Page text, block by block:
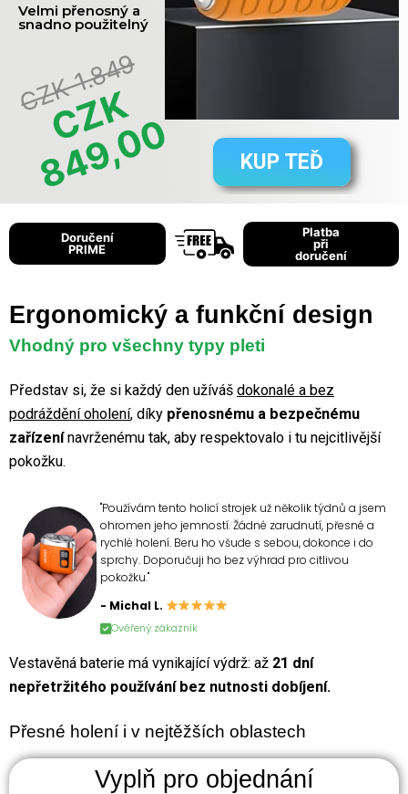
Velmi přenosný a
snadno použitelný
CZK 1.849
C
Z
K
8
4
9
,
0
0 KUP TEĎ
Doručení
PRIME
Platba
při
doručení
Ergonomický a funkční design
Vhodný pro všechny typy pleti
Představ si, že si každý den užíváš dokonalé a bez
podráždění oholení, díky přenosnému a bezpečnému
zařízenínavrženému tak, aby respektovalo i tu nejcitlivější
pokožku.
"Používám tento holicí strojek už několik týdnů a jsem
ohromen jeho jemností. Žádné zarudnutí, přesné a
rychlé holení. Beru ho všude s sebou, dokonce i do
sprchy. Doporučuji ho bez výhrad pro citlivou
pokožku."
- Michal L.
Ověřený zákazník
Vestavěná baterie má vynikající výdrž: až 21 dní
nepřetržitého používání bez nutnosti dobíjení.
Přesné holení i v nejtěžších oblastech
Vyplň pro objednání